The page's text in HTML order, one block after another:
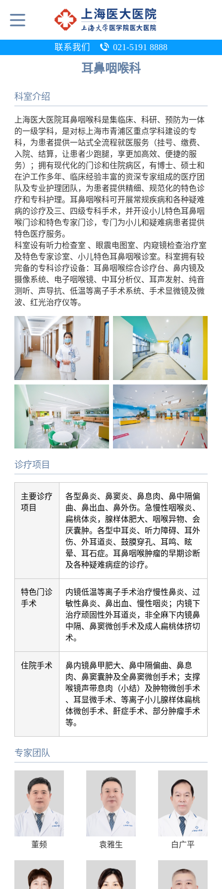
联系我们 021-5191 8888
耳鼻咽喉科
科室介绍
上海医大医院耳鼻咽喉科是集临床、科研、预防为一体
的一级学科，是对标上海市青浦区重点学科建设的专
科，为患者提供一站式全流程就医服务（挂号、缴费、
入院、结算，让患者少跑腿，享更加高效、便捷的服
务）；拥有现代化的门诊和住院病区，有博士、硕士和
在沪工作多年、临床经验丰富的资深专家组成的医疗团
队及专业护理团队，为患者提供精细、规范化的特色诊
疗和专科护理。耳鼻咽喉科可开展常规疾病和各种疑难
病的诊疗及三、四级专科手术，并开设小儿特色耳鼻咽
喉门诊和特色专家门诊，专门为小儿和疑难病患者提供
特色医疗服务。
科室设有听力检查室 、眼震电图室、内窥镜检查治疗室
及特色专家诊室、小儿特色耳鼻咽喉诊室。科室拥有较
完备的专科诊疗设备：耳鼻咽喉综合诊疗台、鼻内镜及
摄像系统、电子咽喉镜、中耳分析仪、耳声发射、纯音
测听、声导抗、低温等离子手术系统、手术显微镜及微
波、红光治疗仪等。
诊疗项目
主要诊疗
项目
各型鼻炎、鼻窦炎、鼻息肉、鼻中隔偏
曲、鼻出血、鼻外伤。急慢性咽喉炎、
扁桃体炎，腺样体肥大、咽喉异物、会
厌囊肿。各型中耳炎、听力障碍、耳外
伤、外耳道炎、鼓膜穿孔、耳鸣、眩
晕、耳石症。耳鼻咽喉肿瘤的早期诊断
及各种疑难病症的诊疗。
特色门诊
手术
内镜低温等离子手术治疗慢性鼻炎、过
敏性鼻炎、鼻出血、慢性咽炎；内镜下
治疗顽固性外耳道炎，非全麻下内镜鼻
中隔、鼻窦微创手术及成人扁桃体挤切
术。
住院手术
鼻内镜鼻甲肥大、鼻中隔偏曲、鼻息
肉、鼻窦囊肿及全鼻窦微创手术；支撑
喉镜声带息肉（小结）及肿物微创手术
、耳显微手术、等离子小儿腺样体扁桃
体微创手术、鼾症手术、部分肿瘤手术
等。
专家团队
董频 袁雅生 白广平